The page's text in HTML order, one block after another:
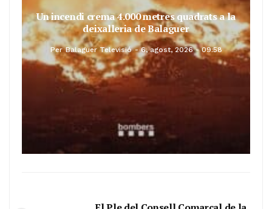
Un incendi crema 4.000 metres quadrats a la
deixalleria de Balaguer
Per Balaguer Televisió 6, agost, 2026 - 09:58